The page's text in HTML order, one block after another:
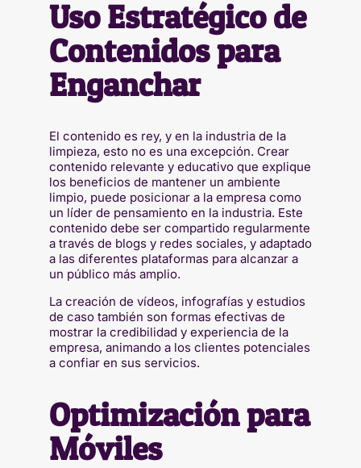
Uso Estratégico de
Contenidos para
Enganchar
El contenido es rey, y en la industria de la
limpieza, esto no es una excepción. Crear
contenido relevante y educativo que explique
los beneficios de mantener un ambiente
limpio, puede posicionar a la empresa como
un líder de pensamiento en la industria. Este
contenido debe ser compartido regularmente
a través de blogs y redes sociales, y adaptado
a las diferentes plataformas para alcanzar a
un público más amplio.
La creación de vídeos, infografías y estudios
de caso también son formas efectivas de
mostrar la credibilidad y experiencia de la
empresa, animando a los clientes potenciales
a confiar en sus servicios.
Optimización para
Móviles